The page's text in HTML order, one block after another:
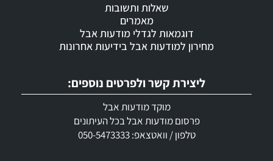
ליצירת קשר ולפרטים נוספים:
מוקד מודעות אבל
פרסום מודעות אבל בכל העיתונים
טלפון / וואטצאפ: 050-5473333
שאלות ותשובות
מאמרים
דוגמאות לגדלי מודעות אבל
מחירון למודעות אבל בידיעות אחרונות